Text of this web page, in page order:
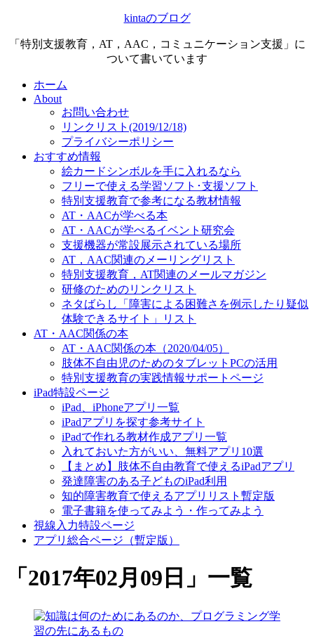
kintaのブログ
「特別支援教育，AT，AAC，コミュニケーション支援」に
ついて書いています
ホーム
About
お問い合わせ
リンクリスト(2019/12/18)
プライバシーポリシー
おすすめ情報
絵カードシンボルを手に入れるなら
フリーで使える学習ソフト･支援ソフト
特別支援教育で参考になる教材情報
AT・AACが学べる本
AT・AACが学べるイベント研究会
支援機器が常設展示されている場所
AT，AAC関連のメーリングリスト
特別支援教育，AT関連のメールマガジン
研修のためのリンクリスト
ネタばらし「障害による困難さを例示したり疑似
体験できるサイト」リスト
AT・AAC関係の本
AT・AAC関係の本（2020/04/05）
肢体不自由児のためのタブレットPCの活用
特別支援教育の実践情報サポートページ
iPad特設ページ
iPad、iPhoneアプリ一覧
iPadアプリを探す参考サイト
iPadで作れる教材作成アプリ一覧
入れておいた方がいい、無料アプリ10選
【まとめ】肢体不自由教育で使えるiPadアプリ
発達障害のある子どものiPad利用
知的障害教育で使えるアプリリスト暫定版
電子書籍を使ってみよう・作ってみよう
視線入力特設ページ
アプリ総合ページ（暫定版）
「 2017年02月09日 」 一覧